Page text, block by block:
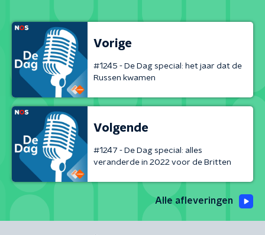
Vorige
#1245 - De Dag special: het jaar dat de
Russen kwamen
Volgende
#1247 - De Dag special: alles
veranderde in 2022 voor de Britten
Alle afleveringen